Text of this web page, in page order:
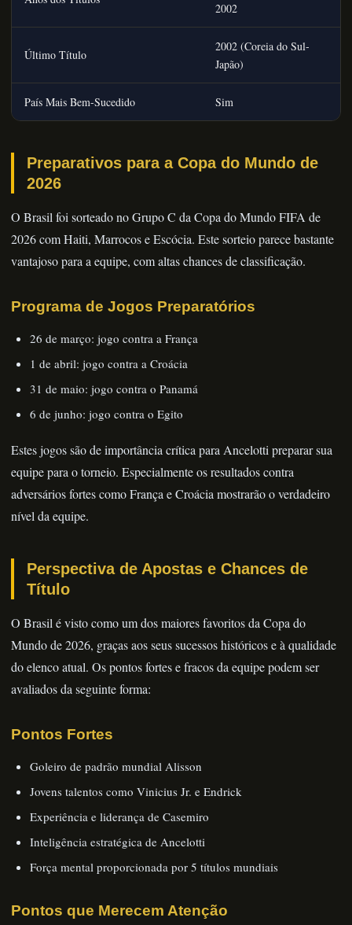
2002
Último Título
2002 (Coreia do Sul-
Japão)
País Mais Bem-Sucedido Sim
Preparativos para a Copa do Mundo de
2026
O Brasil foi sorteado no Grupo C da Copa do Mundo FIFA de
2026 com Haiti, Marrocos e Escócia. Este sorteio parece bastante
vantajoso para a equipe, com altas chances de classificação.
Programa de Jogos Preparatórios
26 de março: jogo contra a França
1 de abril: jogo contra a Croácia
31 de maio: jogo contra o Panamá
6 de junho: jogo contra o Egito
Estes jogos são de importância crítica para Ancelotti preparar sua
equipe para o torneio. Especialmente os resultados contra
adversários fortes como França e Croácia mostrarão o verdadeiro
nível da equipe.
Perspectiva de Apostas e Chances de
Título
O Brasil é visto como um dos maiores favoritos da Copa do
Mundo de 2026, graças aos seus sucessos históricos e à qualidade
do elenco atual. Os pontos fortes e fracos da equipe podem ser
avaliados da seguinte forma:
Pontos Fortes
Goleiro de padrão mundial Alisson
Jovens talentos como Vinicius Jr. e Endrick
Experiência e liderança de Casemiro
Inteligência estratégica de Ancelotti
Força mental proporcionada por 5 títulos mundiais
Pontos que Merecem Atenção